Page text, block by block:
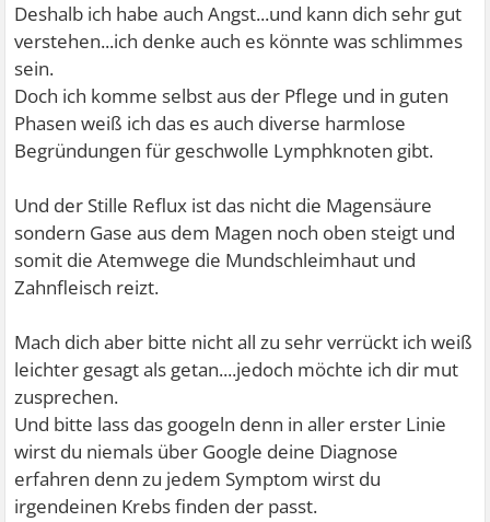
Deshalb ich habe auch Angst...und kann dich sehr gut
verstehen...ich denke auch es könnte was schlimmes
sein.
Doch ich komme selbst aus der Pflege und in guten
Phasen weiß ich das es auch diverse harmlose
Begründungen für geschwolle Lymphknoten gibt.
Und der Stille Reflux ist das nicht die Magensäure
sondern Gase aus dem Magen noch oben steigt und
somit die Atemwege die Mundschleimhaut und
Zahnfleisch reizt.
Mach dich aber bitte nicht all zu sehr verrückt ich weiß
leichter gesagt als getan....jedoch möchte ich dir mut
zusprechen.
Und bitte lass das googeln denn in aller erster Linie
wirst du niemals über Google deine Diagnose
erfahren denn zu jedem Symptom wirst du
irgendeinen Krebs finden der passt.